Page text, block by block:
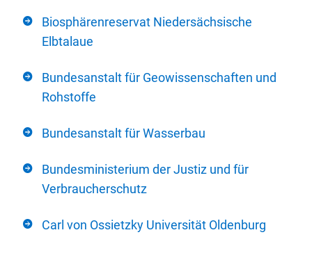
Biosphärenreservat Niedersächsische
Elbtalaue
Bundesanstalt für Geowissenschaften und
Rohstoffe
Bundesanstalt für Wasserbau
Bundesministerium der Justiz und für
Verbraucherschutz
Carl von Ossietzky Universität Oldenburg